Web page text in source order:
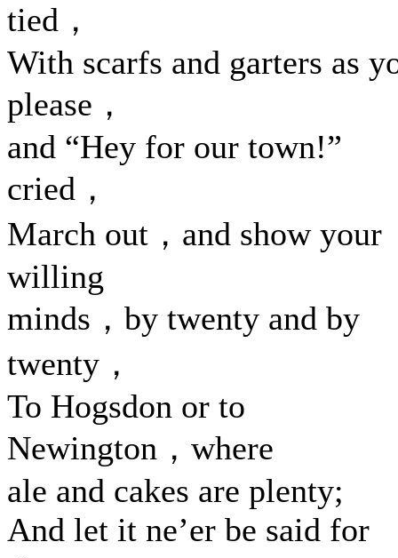
tied，
With scarfs and garters as
please，
and “Hey for our town!”
cried，
March out，and show your
willing
minds，by twenty and by
twenty，
To Hogsdon or to
Newington，where
ale and cakes are plenty;
And let it ne’er be said for